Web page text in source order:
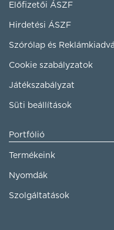
Előfizetői ÁSZF
Hirdetési ÁSZF
Szórólap és
Cookie szabályzatok
Játékszabályzat
Süti beállítások
Portfólió
Termékeink
Nyomdák
Szolgáltatások